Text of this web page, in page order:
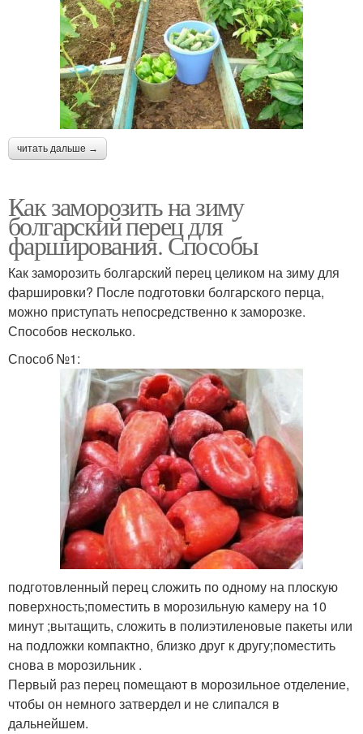
читать дальше →
Как заморозить на зиму
болгарский перец для
фарширования. Способы
Как заморозить болгарский перец целиком на зиму для
фаршировки? После подготовки болгарского перца,
можно приступать непосредственно к заморозке.
Способов несколько.
Способ №1:
подготовленный перец сложить по одному на плоскую
поверхность;поместить в морозильную камеру на 10
минут ;вытащить, сложить в полиэтиленовые пакеты или
на подложки компактно, близко друг к другу;поместить
снова в морозильник .
Первый раз перец помещают в морозильное отделение,
чтобы он немного затвердел и не слипался в
дальнейшем.